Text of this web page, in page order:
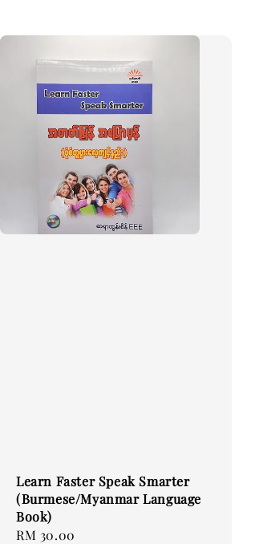
Learn Faster Speak Smarter
(Burmese/Myanmar Language
Book)
Regular
RM 30.00